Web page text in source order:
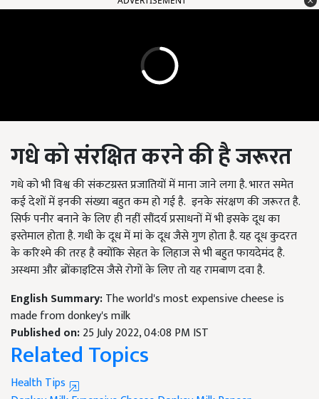
गधे को संरक्षित करने की है जरूरत
गधे को भी विश्व की संकटग्रस्त प्रजातियों में माना जाने लगा है. भारत समेत
कई देशों में इनकी संख्या बहुत कम हो गई है. इनके संरक्षण की जरूरत है.
सिर्फ पनीर बनाने के लिए ही नहीं सौंदर्य प्रसाधनों में भी इसके दूध का
इस्तेमाल होता है. गधी के दूध में मां के दूध जैसे गुण होता है. यह दूध कुदरत
के करिश्मे की तरह है क्योंकि सेहत के लिहाज से भी बहुत फायदेमंद है.
अस्थमा और ब्रोंकाइटिस जैसे रोगों के लिए तो यह रामबाण दवा है.
English Summary:The world's most expensive cheese is
made from donkey's milk
Published on:25 July 2022, 04:08 PM IST
Related Topics
Health Tips